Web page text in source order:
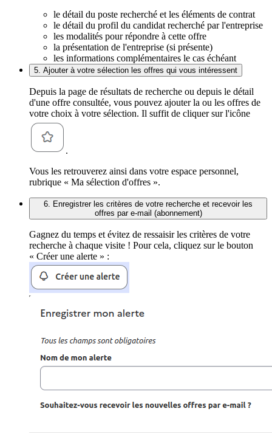
le détail du poste recherché et les éléments de contrat
le détail du profil du candidat recherché par l'entreprise
les modalités pour répondre à cette offre
la présentation de l'entreprise (si présente)
les informations complémentaires le cas échéant
5. Ajouter à votre sélection les offres qui vous intéressent
Depuis la page de résultats de recherche ou depuis le détail
d'une offre consultée, vous pouvez ajouter la ou les offres de
votre choix à votre sélection. Il suffit de cliquer sur l'icône
.
Vous les retrouverez ainsi dans votre espace personnel,
rubrique « Ma sélection d'offres ».
6. Enregistrer les critères de votre recherche et recevoir les
offres par e-mail (abonnement)
Gagnez du temps et évitez de ressaisir les critères de votre
recherche à chaque visite ! Pour cela, cliquez sur le bouton
« Créer une alerte » :